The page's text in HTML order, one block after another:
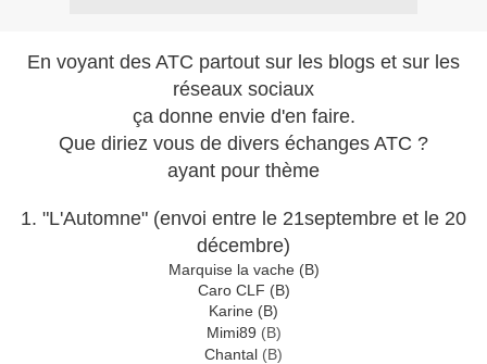
En voyant des ATC partout sur les blogs et sur les
réseaux sociaux
ça donne envie d'en faire.
Que diriez vous de divers échanges ATC ?
ayant pour thème
1. "L'Automne" (envoi entre le 21septembre et le 20
décembre)
Marquise la vache (B)
Caro CLF (B)
Karine (B)
Mimi89 (B)
Chantal (B)